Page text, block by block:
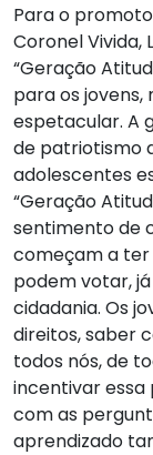
Para o
Coronel Vivida,
“Geração
para os jovens,
espetacular. A
de patriotismo
adolescentes
“Geração
sentimento de
começam a
podem votar,
cidadania. Os
direitos, saber
todos nós, de
incentivar essa
com as
aprendizado